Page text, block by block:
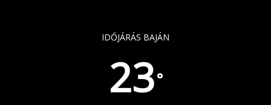
IDŐJÁRÁS BAJÁN
23°